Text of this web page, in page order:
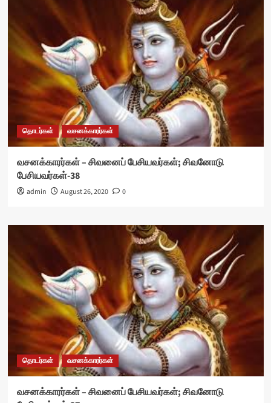
தொடர்கள் வசனக்காரர்கள்
வசனக்காரர்கள் – சிவனைப் பேசியவர்கள்; சிவனோடு
பேசியவர்கள்-38
admin August 26, 2020 0
தொடர்கள் வசனக்காரர்கள்
வசனக்காரர்கள் – சிவனைப் பேசியவர்கள்; சிவனோடு